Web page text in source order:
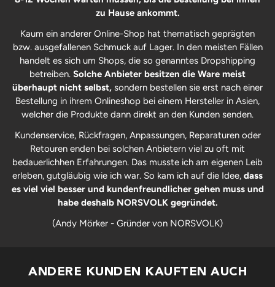
zu Hause ankommt.
Kaum ein anderer Online-Shop hat thematisch geprägten
bzw. ausgefallenen Schmuck auf Lager. In den meisten Fällen
handelt es sich um Shops, die so genanntes Dropshipping
betreiben. Solche Anbieter besitzen die Ware meist
überhaupt nicht selbst, sondern bestellen sie erst nach einer
Bestellung in ihrem Onlineshop bei einem Hersteller in Asien,
welcher die Produkte dann direkt an den Kunden senden.
Kundenservice, Rückfragen, Anpassungen, Reparaturen oder
Retouren enden bei solchen Anbietern viel zu oft mit
bedauerlichhen Erfahrungen. Das musste ich am eigenen Leib
erleben, gutgläubig wie ich war. So kam ich auf die Idee, dass
es viel viel besser und kundenfreundlicher gehen muss und
habe deshalb NORSVOLK gegründet.
(Andy Mörker - Gründer von NORSVOLK)
ANDERE KUNDEN KAUFTEN AUCH